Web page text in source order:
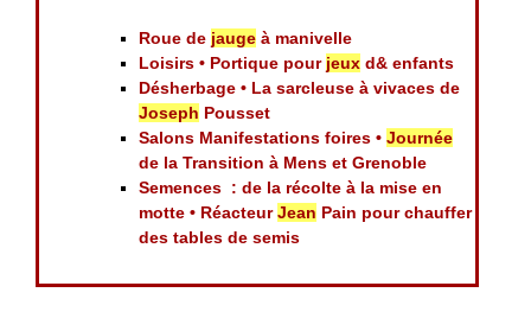
Roue de jauge à manivelle
Loisirs • Portique pour jeux d& enfants
Désherbage • La sarcleuse à vivaces de
Joseph Pousset
Salons Manifestations foires •Journée
de la Transition à Mens et Grenoble
Semences : de la récolte à la mise en
motte • RéacteurJean Pain pour chauffer
des tables de semis